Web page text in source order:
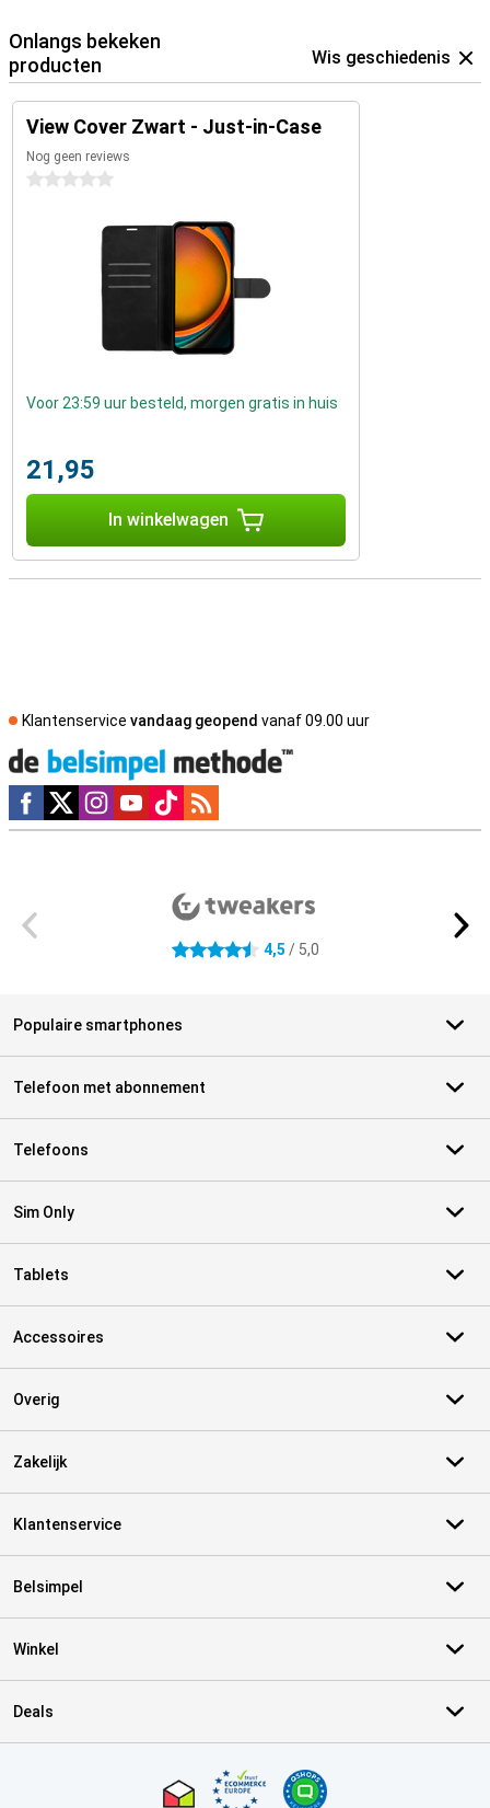
Onlangs bekeken
producten
Wis geschiedenis
View Cover Zwart - Just-in-Case
Nog geen reviews
0 sterren
Voor 23:59 uur besteld, morgen gratis in huis
21,95
In winkelwagen
Klantenservice vandaag geopend vanaf 09.00 uur
Social media
4.5 sterren 4,5 / 5,0
Populaire smartphones
Telefoon met abonnement
Telefoons
Sim Only
Tablets
Accessoires
Overig
Zakelijk
Klantenservice
Belsimpel
Winkel
Deals